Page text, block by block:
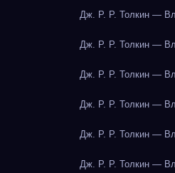
Дж. Р. Р. Толкин —
Дж. Р. Р. Толкин —
Дж. Р. Р. Толкин —
Дж. Р. Р. Толкин —
Дж. Р. Р. Толкин —
Дж. Р. Р. Толкин —